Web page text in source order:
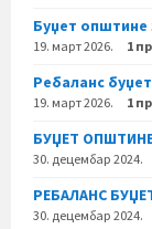
Буџет општине
19. март 2026. 1
Ребаланс
19. март 2026. 1
БУЏЕТ
30. децембар 2024.
РЕБАЛАНС
30. децембар 2024.